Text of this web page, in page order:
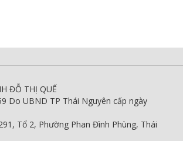
ĐỖ THỊ QUẾ
Do UBND TP Thái Nguyên cấp ngày
Tổ 2, Phường Phan Đình Phùng, Thái